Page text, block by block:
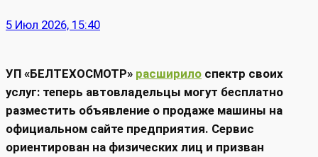
5 Июл 2026, 15:40
УП «БЕЛТЕХОСМОТР» расширило спектр своих
услуг: теперь автовладельцы могут бесплатно
разместить объявление о продаже машины на
официальном сайте предприятия. Сервис
ориентирован на физических лиц и призван